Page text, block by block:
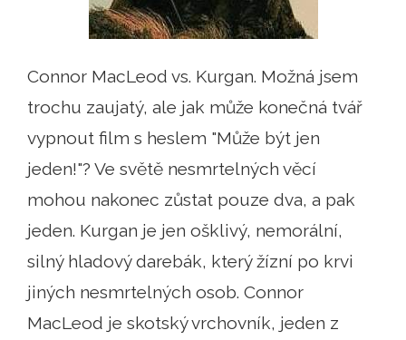
Connor MacLeod vs. Kurgan. Možná jsem
trochu zaujatý, ale jak může konečná tvář
vypnout film s heslem "Může být jen
jeden!"? Ve světě nesmrtelných věcí
mohou nakonec zůstat pouze dva, a pak
jeden. Kurgan je jen ošklivý, nemorální,
silný hladový darebák, který žízní po krvi
jiných nesmrtelných osob. Connor
MacLeod je skotský vrchovník, jeden z